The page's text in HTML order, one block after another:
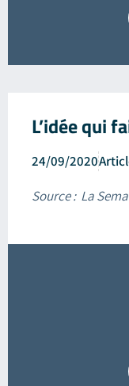
L’idée qui
24/09/2020
Source : La